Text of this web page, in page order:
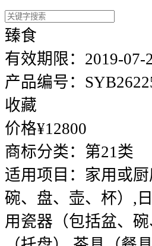
臻食
有效期限： 2019-07-
产品编号：
收藏
价格¥12800
商标分类： 第21类
适用项目： 家用或
碗、盘、壶、杯）,
用瓷器（包括盆、